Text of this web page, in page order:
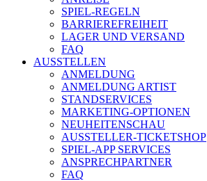
SPIEL-REGELN
BARRIEREFREIHEIT
LAGER UND VERSAND
FAQ
AUSSTELLEN
ANMELDUNG
ANMELDUNG ARTIST
STANDSERVICES
MARKETING-OPTIONEN
NEUHEITENSCHAU
AUSSTELLER-TICKETSHOP
SPIEL-APP SERVICES
ANSPRECHPARTNER
FAQ